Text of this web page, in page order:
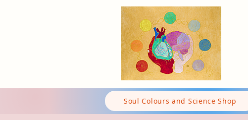
Soul Colours and Science Shop